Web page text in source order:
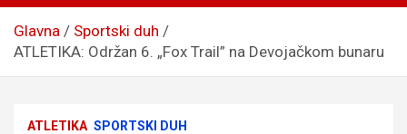
Glavna
Sportski duh
ATLETIKA: Održan 6. „Fox Trail” na Devojačkom bunaru
ATLETIKA SPORTSKI DUH